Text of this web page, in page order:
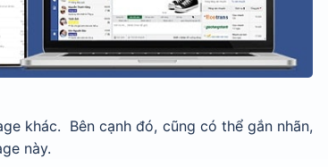
khác. Bên cạnh đó, cũng có thể gắn nhãn,
này.